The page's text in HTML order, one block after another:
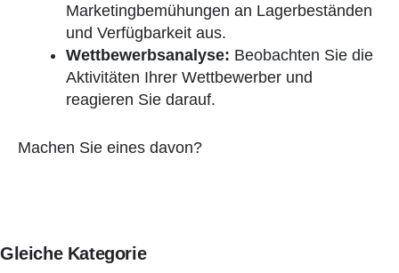
Marketingbemühungen an Lagerbeständen
und Verfügbarkeit aus.
Wettbewerbsanalyse: Beobachten Sie die
Aktivitäten Ihrer Wettbewerber und
reagieren Sie darauf.
Machen Sie eines davon?
Gleiche Kategorie